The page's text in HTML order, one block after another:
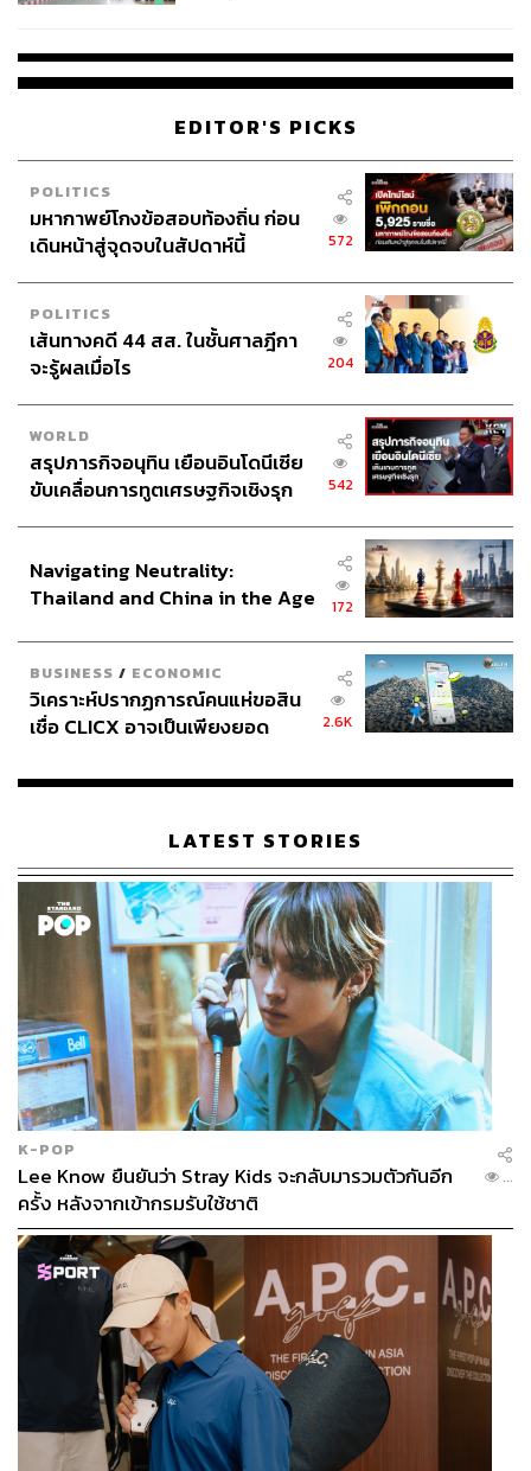
105
ABOUT THE AUTHOR
ไพศาล ฮาแว
Junior Content Creator ประจำกอง
บรรณาธิการข่าว
บรรณาธิการภาพ ประจำสำนักข่าว THE
STANDARD
EDITOR'S PICKS
POLITICS
มหากาพย์โกงข้อสอบท้องถิ่น ก่อน
เดินหน้าสู่จุดจบในสัปดาห์นี้
572
POLITICS
เส้นทางคดี 44 สส. ในชั้นศาลฎีกา
จะรู้ผลเมื่อไร
204
WORLD
สรุปภารกิจอนุทิน เยือนอินโดนีเซีย
ขับเคลื่อนการทูตเศรษฐกิจเชิงรุก
542
Navigating Neutrality:
Thailand and China in the Age
172
BUSINESS / ECONOMIC
วิเคราะห์ปรากฏการณ์คนแห่ขอสิน
เชื่อ CLICX อาจเป็นเพียงยอด
เรือนไทยที่ถูกซุกไว้
2.6K
LATEST STORIES
K-POP
Lee Know ยืนยันว่า Stray Kids จะกลับมารวมตัวกันอีก
ครั้ง หลังจากเข้ากรมรับใช้ชาติ
...